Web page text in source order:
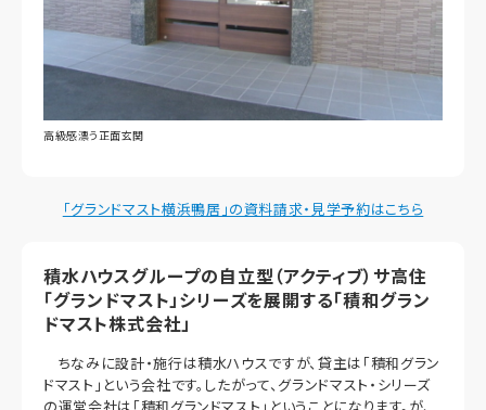
高級感漂う正面玄関
「グランドマスト横浜鴨居」の資料請求・見学予約はこちら
積水ハウスグループの自立型（アクティブ）サ高住
「グランドマスト」シリーズを展開する「積和グラン
ドマスト株式会社」
ちなみに設計・施行は積水ハウスですが、貸主は「積和グラン
ドマスト」という会社です。したがって、グランドマスト・シリーズ